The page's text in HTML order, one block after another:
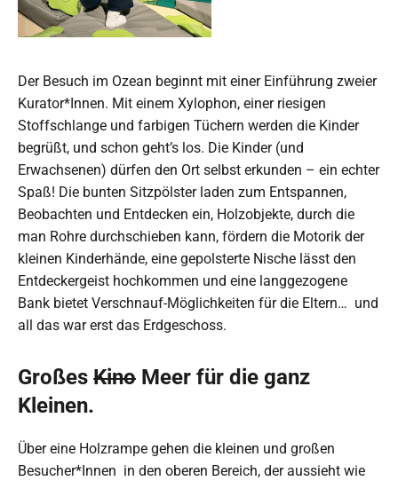
Der Besuch im Ozean beginnt mit einer Einführung zweier
Kurator*Innen. Mit einem Xylophon, einer riesigen
Stoffschlange und farbigen Tüchern werden die Kinder
begrüßt, und schon geht’s los. Die Kinder (und
Erwachsenen) dürfen den Ort selbst erkunden – ein echter
Spaß! Die bunten Sitzpölster laden zum Entspannen,
Beobachten und Entdecken ein, Holzobjekte, durch die
man Rohre durchschieben kann, fördern die Motorik der
kleinen Kinderhände, eine gepolsterte Nische lässt den
Entdeckergeist hochkommen und eine langgezogene
Bank bietet Verschnauf-Möglichkeiten für die Eltern… und
all das war erst das Erdgeschoss.
Großes Kino Meer für die ganz
Kleinen.
Über eine Holzrampe gehen die kleinen und großen
Besucher*Innen in den oberen Bereich, der aussieht wie